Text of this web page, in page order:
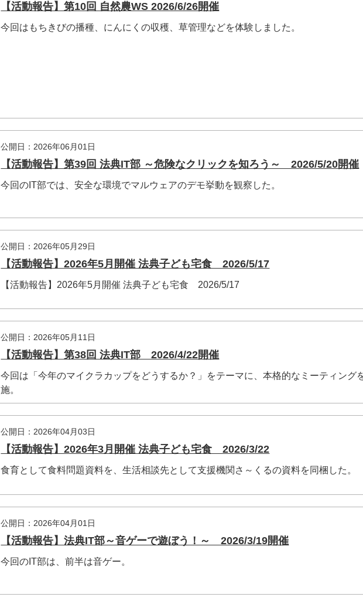
【活動報告】第10回 自然農WS 2026/6/26開催
今回はもちきびの播種、にんにくの収穫、草管理などを体験しました。
公開日：2026年06月01日
【活動報告】第39回 法典IT部 ～危険なクリックを知ろう～ 2026/5/20開催
今回のIT部では、安全な環境でマルウェアのデモ挙動を観察した。
公開日：2026年05月29日
【活動報告】2026年5月開催 法典子ども宅食 2026/5/17
【活動報告】2026年5月開催 法典子ども宅食 2026/5/17
公開日：2026年05月11日
【活動報告】第38回 法典IT部 2026/4/22開催
今回は「今年のマイクラカップをどうするか？」をテーマに、本格的なミーティング
施。
公開日：2026年04月03日
【活動報告】2026年3月開催 法典子ども宅食 2026/3/22
食育として食料問題資料を、生活相談先として支援機関さ～くるの資料を同梱した。
公開日：2026年04月01日
【活動報告】法典IT部～音ゲーで遊ぼう！～ 2026/3/19開催
今回のIT部は、前半は音ゲー。